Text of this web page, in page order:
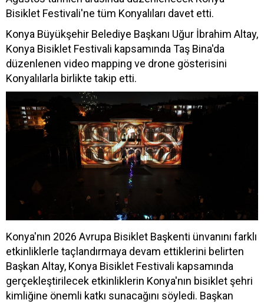
Bisiklet Festivali'ne tüm Konyalıları davet etti.
Konya Büyükşehir Belediye Başkanı Uğur İbrahim Altay,
Konya Bisiklet Festivali kapsamında Taş Bina'da
düzenlenen video mapping ve drone gösterisini
Konyalılarla birlikte takip etti.
Konya'nın 2026 Avrupa Bisiklet Başkenti ünvanını farklı
etkinliklerle taçlandırmaya devam ettiklerini belirten
Başkan Altay, Konya Bisiklet Festivali kapsamında
gerçekleştirilecek etkinliklerin Konya'nın bisiklet şehri
kimliğine önemli katkı sunacağını söyledi. Başkan